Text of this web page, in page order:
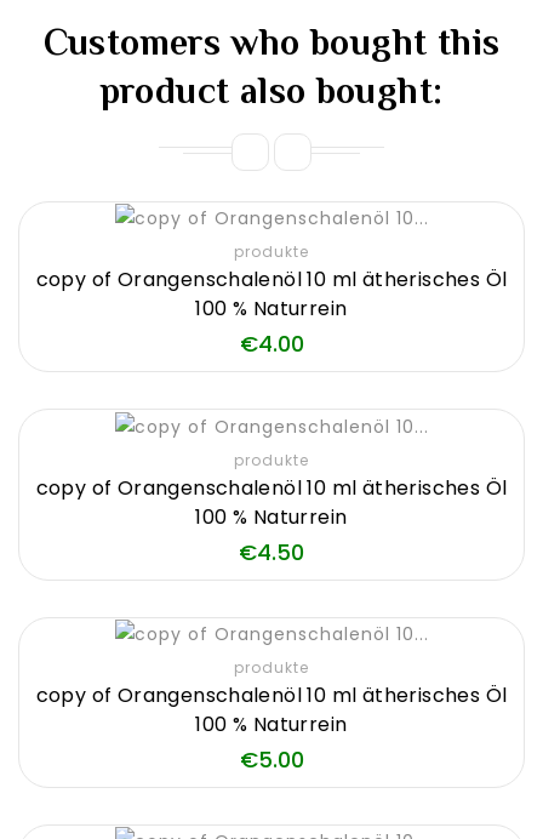
Customers who bought this
product also bought:
produkte
copy of Orangenschalenöl 10 ml ätherisches Öl
100 % Naturrein
€4.00Price
produkte
copy of Orangenschalenöl 10 ml ätherisches Öl
100 % Naturrein
€4.50
produkte
copy of Orangenschalenöl 10 ml ätherisches Öl
100 % Naturrein
€5.00Price